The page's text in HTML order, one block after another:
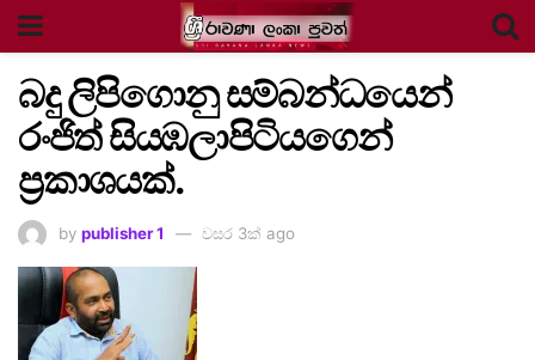
බදු ලිපිගොනු සම්බන්ධයෙන්
රංජිත් සියඹලාපිටියගෙන්
ප්‍රකාශයක්.
by publisher 1 වසර 3ක් ago